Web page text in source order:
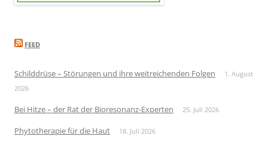
FEED
Schilddrüse – Störungen und ihre weitreichenden Folgen
1. August
2026
Bei Hitze – der Rat der Bioresonanz-Experten 25. Juli 2026
Phytotherapie für die Haut 18. Juli 2026